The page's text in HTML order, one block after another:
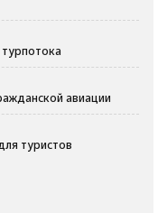
авиации
туристов